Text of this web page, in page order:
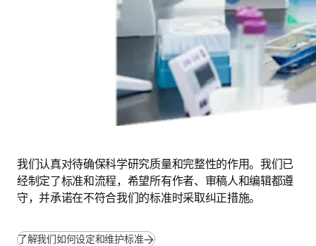
我们认真对待确保科学研究质量和完整性的作用。我们已
经制定了标准和流程，希望所有作者、审稿人和编辑都遵
守，并承诺在不符合我们的标准时采取纠正措施。
了解我们如何设定和维护标准